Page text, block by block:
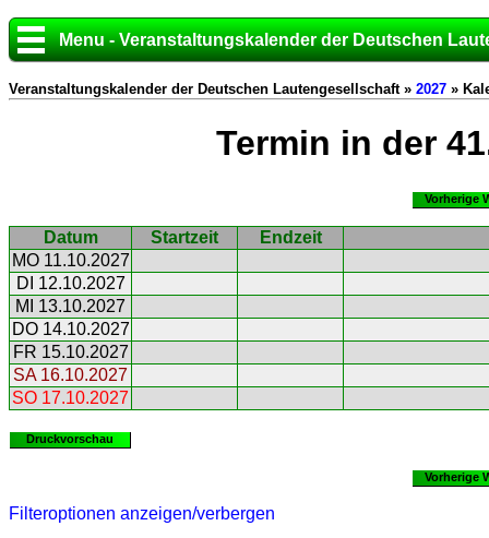
Menu - Veranstaltungskalender der Deutschen
Veranstaltungskalender der Deutschen Lautengesellschaft » 2027 »
Termin in der
Vorherige
Datum Startzeit
Endzeit
MO 11.10.2027
DI 12.10.2027
MI 13.10.2027
DO 14.10.2027
FR 15.10.2027
SA 16.10.2027
SO 17.10.2027
Druckvorschau
Vorherige
Filteroptionen anzeigen/verbergen